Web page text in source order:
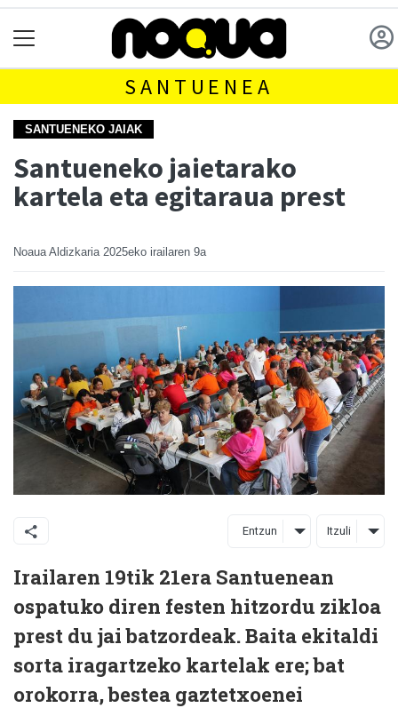
SANTUENEA
SANTUENEKO JAIAK
Santueneko jaietarako
kartela eta egitaraua prest
Noaua Aldizkaria 2025eko irailaren 9a
Entzun Itzuli
Irailaren 19tik 21era Santuenean
ospatuko diren festen hitzordu zikloa
prest du jai batzordeak. Baita ekitaldi
sorta iragartzeko kartelak ere; bat
orokorra, bestea gaztetxoenei